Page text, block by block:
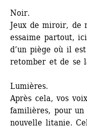
Noir.
Jeux de miroir, de
essaime partout,
d’un piège où il
retomber et de se
Lumières.
Après cela, vos
familières, pour un
nouvelle litanie.